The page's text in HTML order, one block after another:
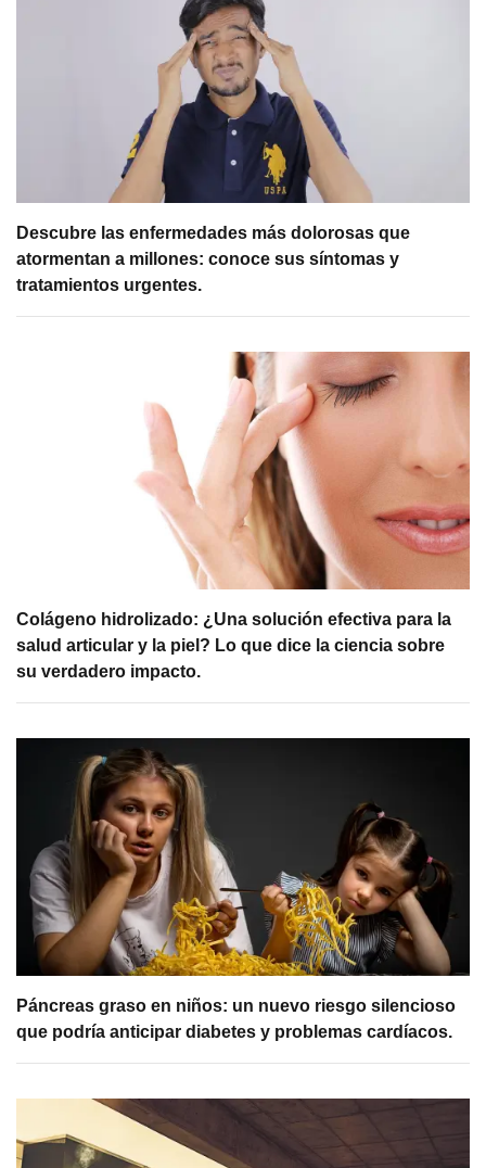
Descubre las enfermedades más dolorosas que
atormentan a millones: conoce sus síntomas y
tratamientos urgentes.
Colágeno hidrolizado: ¿Una solución efectiva para la
salud articular y la piel? Lo que dice la ciencia sobre
su verdadero impacto.
Páncreas graso en niños: un nuevo riesgo silencioso
que podría anticipar diabetes y problemas cardíacos.